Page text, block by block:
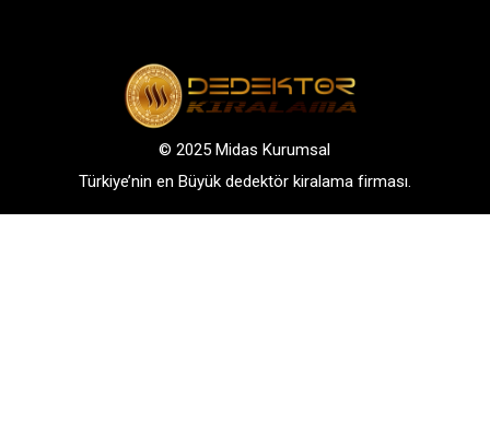
© 2025 Midas Kurumsal
Türkiye’nin en Büyük dedektör kiralama firması.